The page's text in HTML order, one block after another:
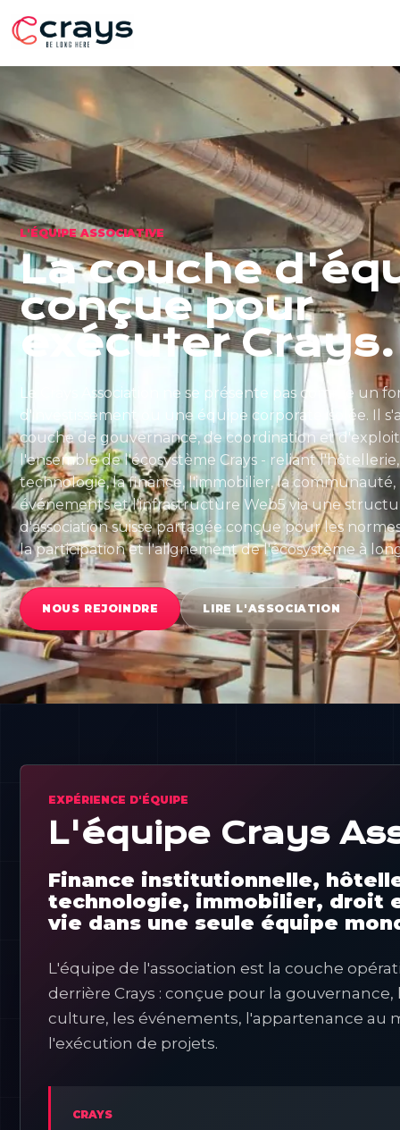
L'ÉQUIPE ASSOCIATIVE
La couche
conçue pour
exécuter Crays.
Le Crays Association ne se présente pas comme un
d'investissement ou une équipe corporate isolée. Il
couche de gouvernance, de coordination et
l'ensemble de l'écosystème Crays - reliant
technologie, la finance, l'immobilier, la communauté,
événements et l'infrastructure Web5 via une
d'association suisse partagée conçue pour les
la participation et l'alignement de l'écosystème à
NOUS REJOINDRE LIRE L'ASSOCIATION
EXPÉRIENCE D'ÉQUIPE
L'équipe Crays
Finance institutionnelle,
technologie, immobilier, droit
vie dans une seule équipe
L'équipe de l'association est la couche
derrière Crays : conçue pour la gouvernance,
culture, les événements, l'appartenance au
l'exécution de projets.
CRAYS